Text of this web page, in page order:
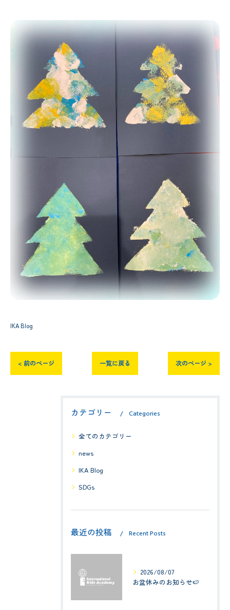
IKA Blog
< 前のページ 一覧に戻る 次のページ >
カテゴリー Categories
全てのカテゴリー
news
IKA Blog
SDGs
最近の投稿 Recent Posts
2026/08/07
お盆休みのお知らせ🍉